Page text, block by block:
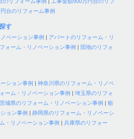
台のリフォーム事例
す
ベーション事例
アパートのリフォーム・リ
ォーム・リノベーション事例
団地のリフォ
ション事例 |神奈川県のリフォーム・リノベ
ーム・リノベーション事例 |埼玉県のリフォ
茨城県のリフォーム・リノベーション事例 |栃
ョン事例
|静岡県のリフォーム・リノベーシ
・リノベーション事例 |兵庫県のリフォー